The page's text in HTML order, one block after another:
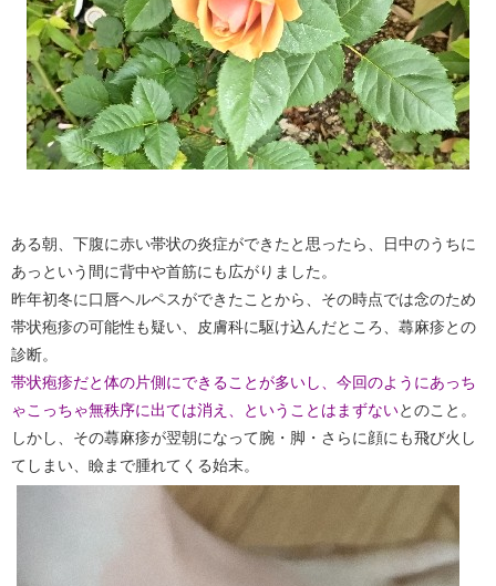
ある朝、下腹に赤い帯状の炎症ができたと思ったら、日中のうちに
あっという間に背中や首筋にも広がりました。
昨年初冬に口唇ヘルペスができたことから、その時点では念のため
帯状疱疹の可能性も疑い、皮膚科に駆け込んだところ、蕁麻疹との
診断。
帯状疱疹だと体の片側にできることが多いし、今回のようにあっち
ゃこっちゃ無秩序に出ては消え、ということはまずないとのこと。
しかし、その蕁麻疹が翌朝になって腕・脚・さらに顔にも飛び火し
てしまい、瞼まで腫れてくる始末。